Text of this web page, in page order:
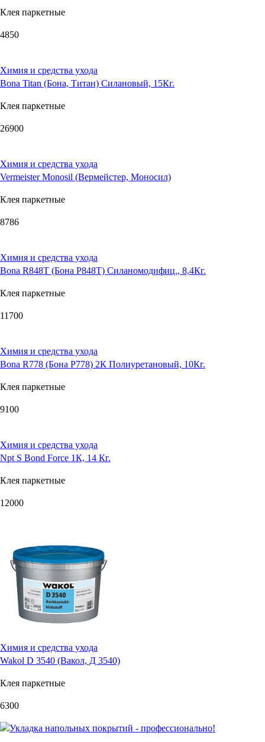
Клея паркетные
4850
Химия и средства ухода
Bona Titan (Бона, Титан) Силановый, 15Кг.
Клея паркетные
26900
Химия и средства ухода
Vermeister Monosil (Вермейстер, Моносил)
Клея паркетные
8786
Химия и средства ухода
Bona R848T (Бона Р848Т) Силаномодифиц., 8,4Кг.
Клея паркетные
11700
Химия и средства ухода
Bona R778 (Бона Р778) 2К Полиуретановый, 10Кг.
Клея паркетные
9100
Химия и средства ухода
Npt S Bond Force 1К, 14 Кг.
Клея паркетные
12000
Химия и средства ухода
Wakol D 3540 (Вакол, Д 3540)
Клея паркетные
6300